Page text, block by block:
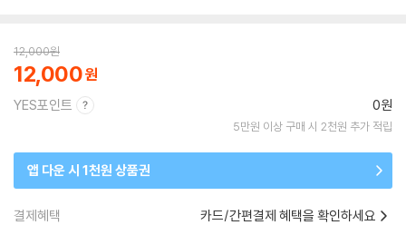
12,000원
12,000
YES포인트 0원
5만원 이상 구매 시 2천원 추가 적립
앱 다운 시 1천원 상품권
결제혜택 카드/간편결제 혜택을 확인하세요